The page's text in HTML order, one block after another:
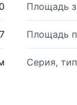
0 Площадь
Площадь
Серия,